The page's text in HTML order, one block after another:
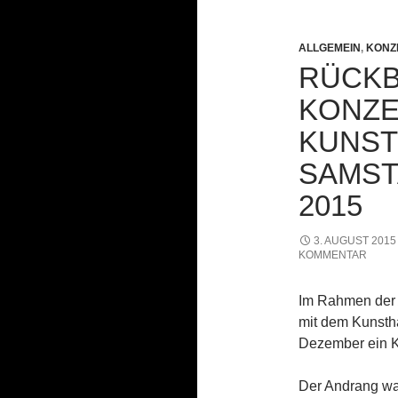
ALLGEMEIN,
2015
3. AUGUST 2015
KOMMENTAR
Im Rahmen
mit dem
Dezember ein
Der Andrang